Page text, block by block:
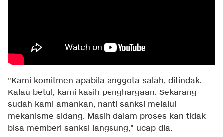
"Kami komitmen apabila anggota salah, ditindak.
Kalau betul, kami kasih penghargaan. Sekarang
sudah kami amankan, nanti sanksi melalui
mekanisme sidang. Masih dalam proses kan tidak
bisa memberi sanksi langsung," ucap dia.